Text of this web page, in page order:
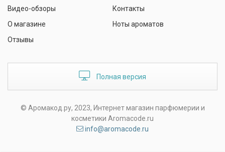
Видео-обзоры
О магазине
Отзывы
Контакты
Ноты ароматов
Полная версия
© Аромакод.ру, 2023, Интернет магазин парфюмерии и
косметики Aromacode.ru
info@aromacode.ru